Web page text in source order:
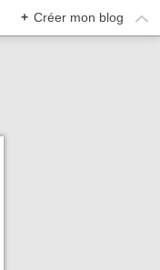
+ Créer mon blog